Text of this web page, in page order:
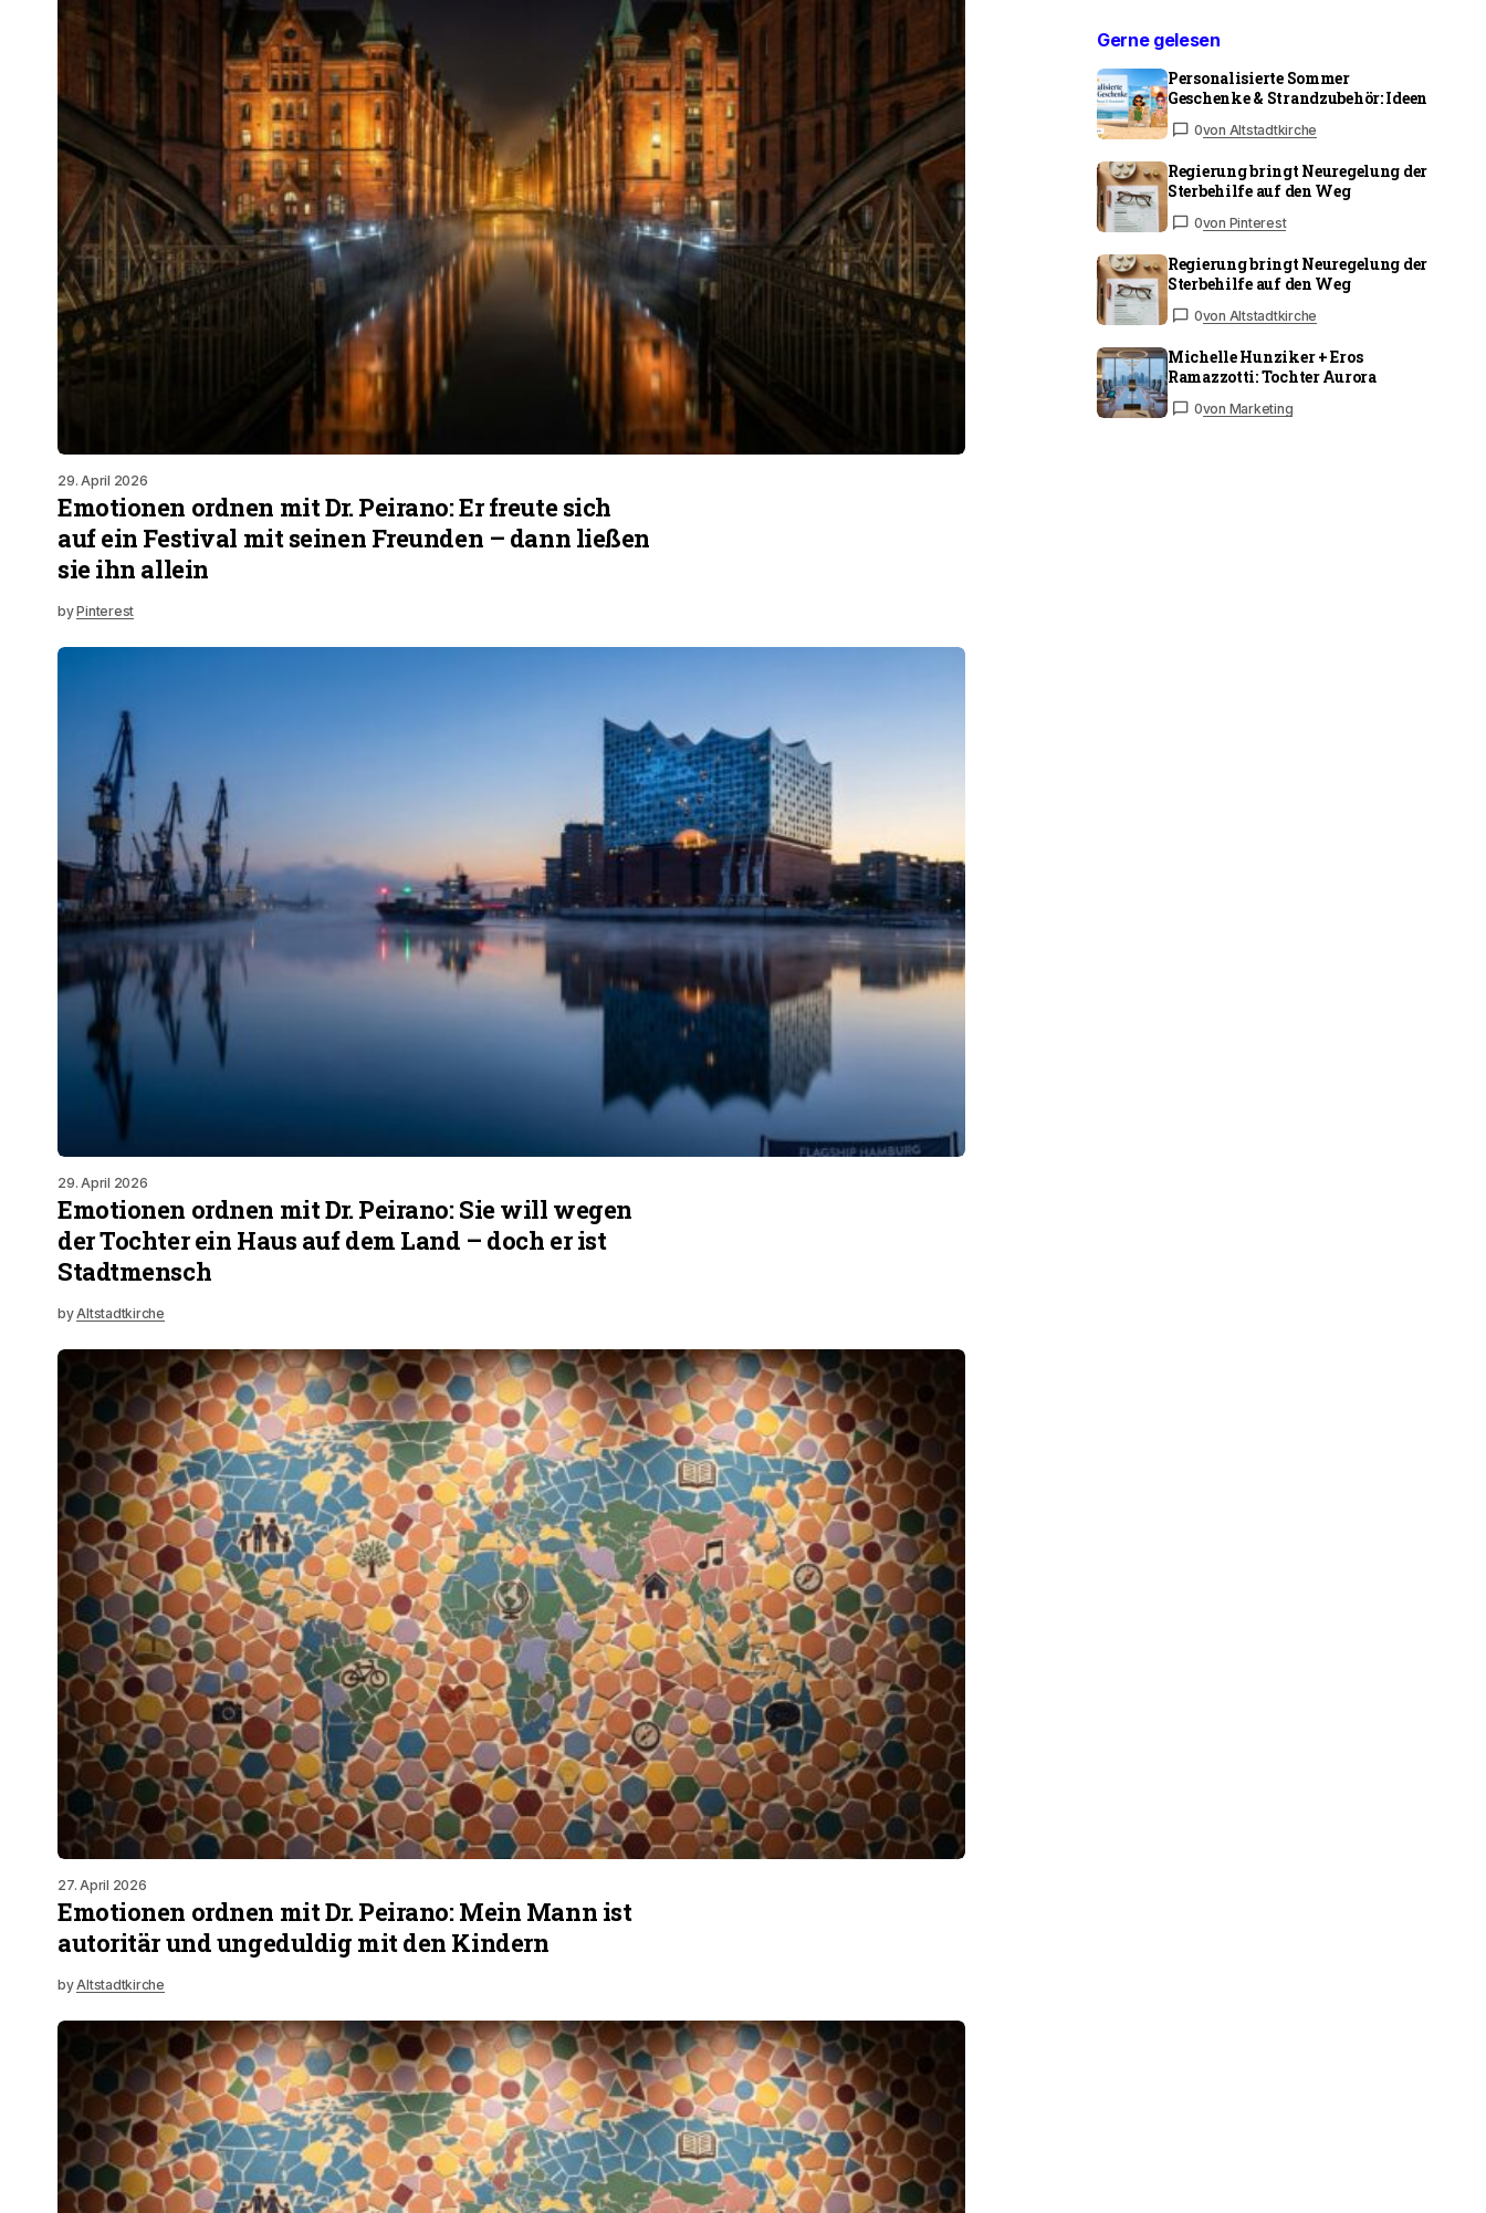
29. April 2026
Emotionen ordnen mit Dr. Peirano: Er freute sich
auf ein Festival mit seinen Freunden – dann ließen
sie ihn allein
byPinterest
29. April 2026
Emotionen ordnen mit Dr. Peirano: Sie will wegen
der Tochter ein Haus auf dem Land – doch er ist
Stadtmensch
byAltstadtkirche
27. April 2026
Emotionen ordnen mit Dr. Peirano: Mein Mann ist
autoritär und ungeduldig mit den Kindern
byAltstadtkirche
Gerne gelesen
Personalisierte Sommer
Geschenke & Strandzubehör: Ideen
0von Altstadtkirche
Regierung bringt Neuregelung der
Sterbehilfe auf den Weg
0von Pinterest
Regierung bringt Neuregelung der
Sterbehilfe auf den Weg
0von Altstadtkirche
Michelle Hunziker + Eros
Ramazzotti: Tochter Aurora
0von Marketing